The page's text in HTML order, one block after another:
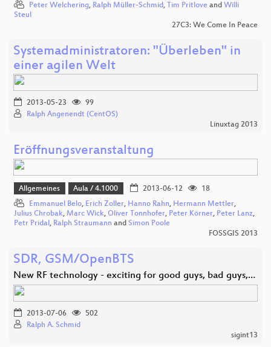
Peter Welchering, Ralph Müller-Schmid, Tim Pritlove and Willi
Steul
27C3: We Come In Peace
Systemadministratoren: "Überleben" in
einer agilen Welt
2013-05-23
99
Ralph Angenendt (CentOS)
Linuxtag 2013
Eröffnungsveranstaltung
Allgemeines Aula / 4.1000 2013-06-12
18
Emmanuel Belo, Erich Zoller, Hanno Rahn, Hermann Mettler,
Julius Chrobak, Marc Wick, Oliver Tonnhofer, Peter Körner, Peter Lanz,
Petr Pridal , Ralph Straumann and Simon Poole
FOSSGIS 2013
SDR, GSM/OpenBTS
New RF technology - exciting for good guys, bad guys,…
2013-07-06
502
Ralph A. Schmid
sigint13